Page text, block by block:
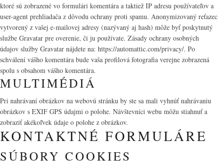
ktoré sú zobrazené vo formulári komentára a taktiež IP adresu používateľov a
user-agent prehliadača z dôvodu ochrany proti spamu. Anonymizovaný reťazec
vytvorený z vašej e-mailovej adresy (nazývaný aj hash) môže byť poskytnutý
službe Gravatar pre overenie, či ju používate. Zásady ochrany osobných
údajov služby Gravatar nájdete na: https://automattic.com/privacy/. Po
schválení vášho komentára bude vaša profilová fotografia verejne zobrazená
spolu s obsahom vášho komentára.
MULTIMÉDIÁ
Pri nahrávaní obrázkov na webovú stránku by ste sa mali vyhnúť nahrávaniu
obrázkov s EXIF GPS údajmi o polohe. Návštevníci webu môžu stiahnuť a
zobraziť akékoľvek údaje o polohe z obrázkov.
KONTAKTNÉ FORMULÁRE
SÚBORY COOKIES